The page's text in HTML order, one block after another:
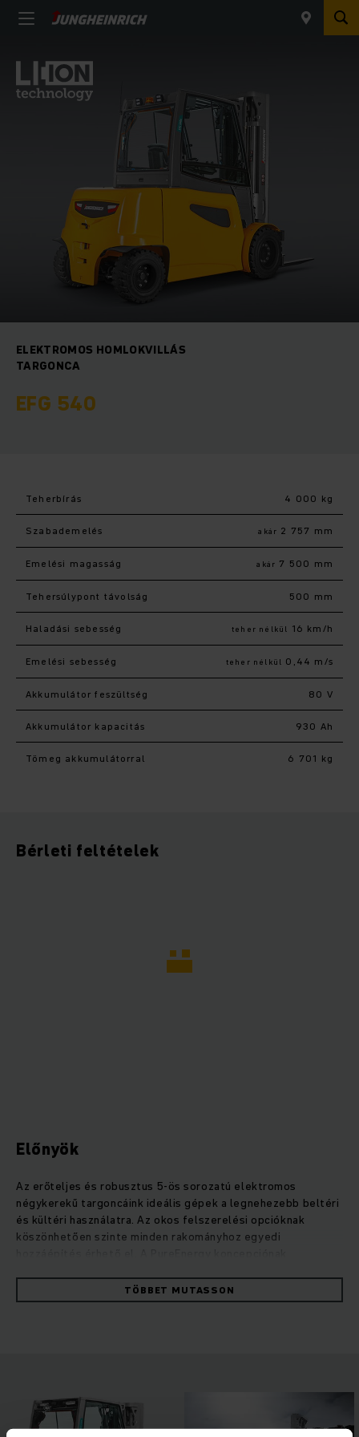
ELEKTROMOS HOMLOKVILLÁS
TARGONCA
EFG 540
Teherbírás 4 000 kg
Szabademelés akár 2 757 mm
Emelési magasság akár 7 500 mm
Tehersúlypont távolság 500 mm
Haladási sebesség teher nélkül 16 km/h
Emelési sebesség teher nélkül 0,44 m/s
Akkumulátor feszültség 80 V
Akkumulátor kapacitás 930 Ah
Tömeg akkumulátorral 6 701 kg
Bérleti feltételek
Előnyök
Az erőteljes és robusztus 5-ös sorozatú elektromos
négykerekű targoncáink ideális gépek a legnehezebb beltéri
és kültéri használatra. Az okos felszerelési opcióknak
köszönhetően szinte minden rakományhoz egyedi
optimális energia- és költséghatékonysággal végzik el a
feladatokat. VDI-ciklusok alapján végzett mérések
alkalmazási profilhoz egyedileg illeszkednek, maximális
teljesítményt biztosítanak minden esetben. Különböző
TÖBBET MUTASSON